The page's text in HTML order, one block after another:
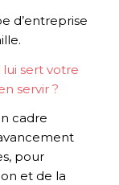
d’entreprise
sert votre
servir ?
cadre
pour
et de la